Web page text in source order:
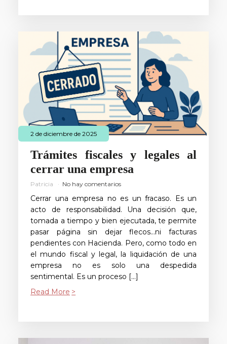
2 de diciembre de 2025
Trámites fiscales y legales al
cerrar una empresa
Patricia No hay comentarios
Cerrar una empresa no es un fracaso. Es un
acto de responsabilidad. Una decisión que,
tomada a tiempo y bien ejecutada, te permite
pasar página sin dejar flecos…ni facturas
pendientes con Hacienda. Pero, como todo en
el mundo fiscal y legal, la liquidación de una
empresa no es solo una despedida
sentimental. Es un proceso […]
Read More